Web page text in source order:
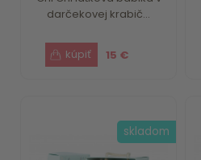
darčekovej krabič...
15 €
skladom